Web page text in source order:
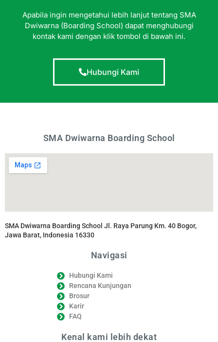
Apabila ingin mengetahui lebih lanjut tentang SMA
Dwiwarna (Boarding School) dapat menghubungi
kontak kami dengan klik tombol di bawah ini.
Hubungi Kami
SMA Dwiwarna Boarding School
SMA Dwiwarna Boarding School Jl. Raya Parung Km. 40 Bogor,
Jawa Barat, Indonesia 16330
Navigasi
Hubungi Kami
Rencana Kunjungan
Brosur
Karir
FAQ
Kenal kami lebih dekat